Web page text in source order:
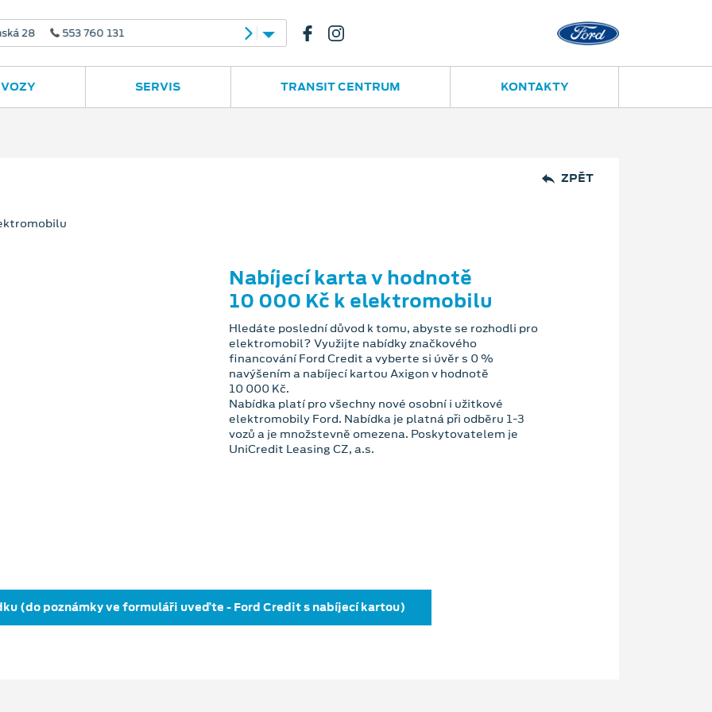
28 553 760 131 Ostrava - Vítkovice
SERVIS TRANSIT CENTRUM KONTAKTY
ZPĚT
Nabíjecí karta v hodnotě
10 000 Kč k elektromobilu
Hledáte poslední důvod k tomu, abyste se rozhodli pro
elektromobil? Využijte nabídky značkového
financování Ford Credit a vyberte si úvěr s 0 %
navýšením a nabíjecí kartou Axigon v hodnotě
10 000 Kč.
Nabídka platí pro všechny nové osobní i užitkové
elektromobily Ford. Nabídka je platná při odběru 1-3
vozů a je množstevně omezena. Poskytovatelem je
UniCredit Leasing CZ, a.s.
(do poznámky ve formuláři uveďte - Ford Credit s nabíjecí kartou)